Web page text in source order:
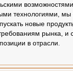
технологиями, мы
новые
рынка, и
в отрасли.